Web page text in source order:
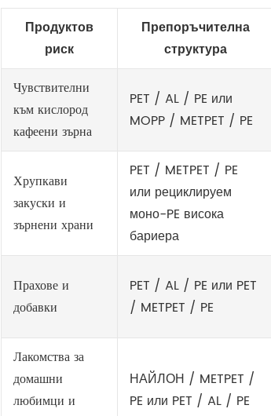
Продуктов
риск
Препоръчителна
структура
Чувствителни
към кислород
кафеени зърна
PET / AL / PE или
MOPP / METPET / PE
Хрупкави
закуски и
зърнени храни
PET / METPET / PE
или рециклируем
моно-PE висока
бариера
Прахове и
добавки
PET / AL / PE или PET
/ METPET / PE
Лакомства за
домашни
любимци и
НАЙЛОН / METPET /
PE или PET / AL / PE